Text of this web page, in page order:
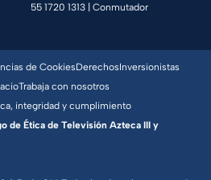
55 1720 1313 | Conmutador
de CookiesDerechosInversionistas
Trabaja con nosotros
integridad y cumplimiento
de Ética de Televisión Azteca III y